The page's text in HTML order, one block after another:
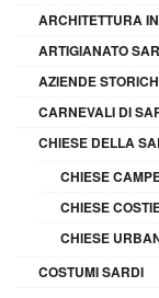
ARCHITETTURA
ARTIGIANATO
AZIENDE
CARNEVALI DI
CHIESE DELLA
CHIESE
CHIESE
CHIESE
COSTUMI SARDI